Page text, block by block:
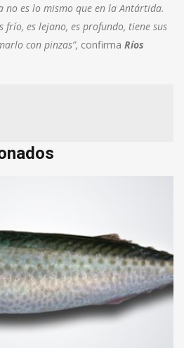
no es lo mismo que en la Antártida.
frío, es lejano, es profundo, tiene sus
con pinzas”, confirma Ríos